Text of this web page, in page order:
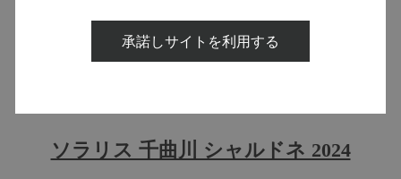
ソラリス 千曲川 シャルドネ 2024
承諾しサイトを利用する